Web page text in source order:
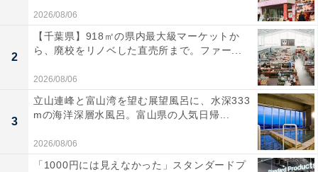
2026/08/06
2
【千葉県】918㎡の県内最大級マーケットか
ら、廃校をリノベした直売所まで。ファー...
2026/08/06
3
立山連峰と富山湾を望む展望風呂に、水深333
mの海洋深層水風呂。富山県の人気日帰...
2026/08/06
「1000円には見えなかった」スタンダードプ